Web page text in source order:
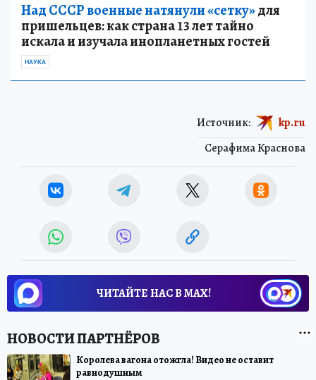
Над СССР военные натянули «сетку»для
пришельцев: как страна 13 лет тайно
искала и изучала инопланетных гостей
НАУКА
Серафима Краснова
Источник: kp.ru
ЧИТАЙТЕ НАС В МАХ!
Королева вагона отожгла! Видео не оставит
равнодушным